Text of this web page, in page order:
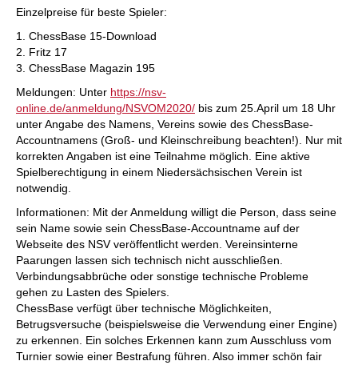
Einzelpreise für beste Spieler:
1. ChessBase 15-Download
2. Fritz 17
3. ChessBase Magazin 195
Meldungen: Unter https://nsv-
online.de/anmeldung/NSVOM2020/ bis zum 25.April um 18 Uhr
unter Angabe des Namens, Vereins sowie des ChessBase-
Accountnamens (Groß- und Kleinschreibung beachten!). Nur mit
korrekten Angaben ist eine Teilnahme möglich. Eine aktive
Spielberechtigung in einem Niedersächsischen Verein ist
notwendig.
Informationen: Mit der Anmeldung willigt die Person, dass seine
sein Name sowie sein ChessBase-Accountname auf der
Webseite des NSV veröffentlicht werden. Vereinsinterne
Paarungen lassen sich technisch nicht ausschließen.
Verbindungsabbrüche oder sonstige technische Probleme
gehen zu Lasten des Spielers.
ChessBase verfügt über technische Möglichkeiten,
Betrugsversuche (beispielsweise die Verwendung einer Engine)
zu erkennen. Ein solches Erkennen kann zum Ausschluss vom
Turnier sowie einer Bestrafung führen. Also immer schön fair